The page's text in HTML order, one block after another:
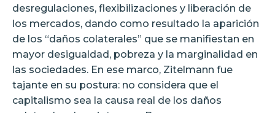
desregulaciones, flexibilizaciones y liberación de
los mercados, dando como resultado la aparición
de los “daños colaterales” que se manifiestan en
mayor desigualdad, pobreza y la marginalidad en
las sociedades. En ese marco, Zitelmann fue
tajante en su postura: no considera que el
capitalismo sea la causa real de los daños